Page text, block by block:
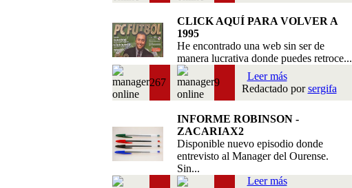
CLICK AQUÍ PARA VOLVER A
1995
He encontrado una web sin ser de
manera lucrativa donde puedes retroce...
267 9
Leer más
Redactado porsergifa
INFORME ROBINSON -
ZACARIAX2
Disponible nuevo episodio donde
entrevisto al Manager del Ourense.
Sin...
Leer más